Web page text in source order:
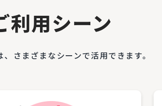
利用シーン
さまざまなシーンで活用できます。